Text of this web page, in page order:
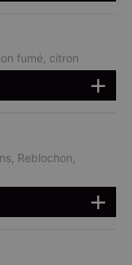
fumé, citron
Reblochon,